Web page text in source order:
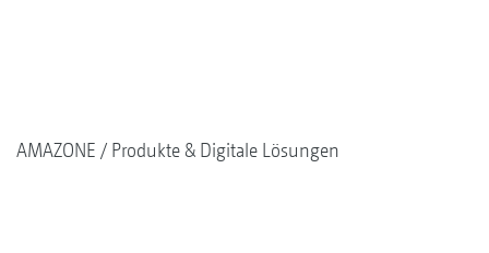
AMAZONE Produkte & Digitale Lösungen